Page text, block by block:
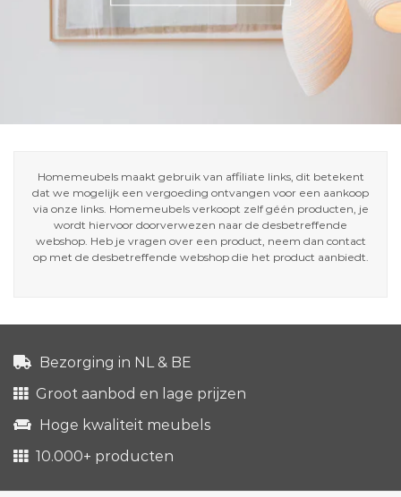
Homemeubels maakt gebruik van affiliate links, dit betekent
dat we mogelijk een vergoeding ontvangen voor een aankoop
via onze links. Homemeubels verkoopt zelf géén producten, je
wordt hiervoor doorverwezen naar de desbetreffende
webshop. Heb je vragen over een product, neem dan contact
op met de desbetreffende webshop die het product aanbiedt.
Bezorging in NL & BE
Groot aanbod en lage prijzen
Hoge kwaliteit meubels
10.000+ producten